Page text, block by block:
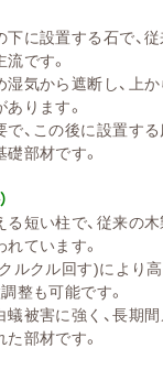
に設置する石で、
です。
気から遮断し、上
ります。
、この後に設置す
部材です。
短い柱で、従来の
ています。
ルクル回す)により
整も可能です。
被害に強く、長期
部材です。